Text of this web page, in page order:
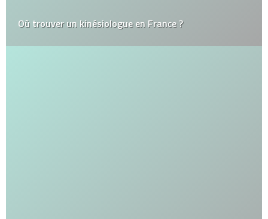
Où trouver un kinésiologue en France ?